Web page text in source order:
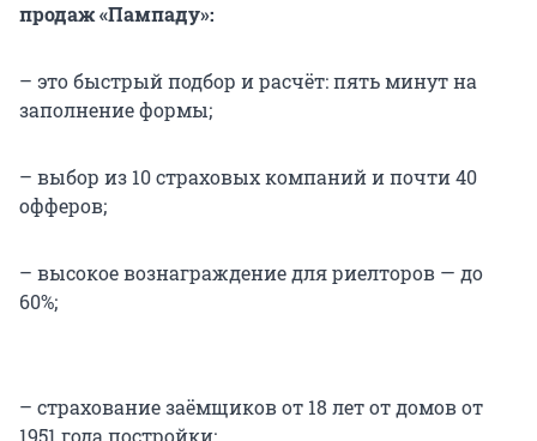
продаж «Пампаду»:
– это быстрый подбор и расчёт: пять минут на
заполнение формы;
– выбор из 10 страховых компаний и почти 40
офферов;
– высокое вознаграждение для риелторов — до
60%;
– страхование заёмщиков от 18 лет от домов от